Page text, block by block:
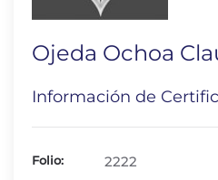
Ojeda Ochoa
Información de
Folio: 2222